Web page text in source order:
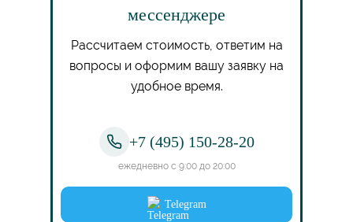
мессенджере
Рассчитаем стоимость, ответим на
вопросы и оформим вашу заявку на
удобное время.
+7 (495) 150-28-20
ежедневно с 9:00 до 20:00
Telegram